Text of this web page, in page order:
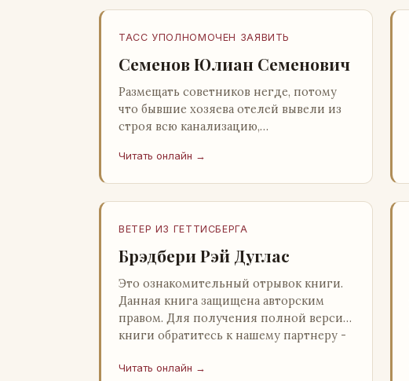
ТАСС УПОЛНОМОЧЕН ЗАЯВИТЬ
Семенов Юлиан Семенович
Размещать советников негде, потому
что бывшие хозяева отелей вывели из
строя всю канализацию,
бензохранилища пусты.Посол СССР в
Читать онлайн →
ВЕТЕР ИЗ ГЕТТИСБЕРГА
Брэдбери Рэй Дуглас
Это ознакомительный отрывок книги.
Данная книга защищена авторским
правом. Для получения полной версии
книги обратитесь к нашему партнеру -
Читать онлайн →